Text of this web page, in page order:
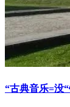
“古典音乐=没